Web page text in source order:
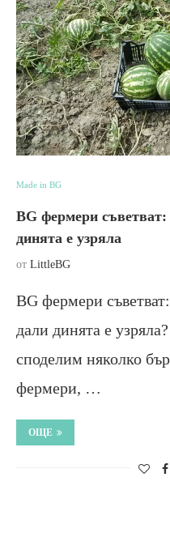
Made in BG
BG фермери съветват:
динята е узряла
от LittleBG
BG фермери
дали динята е
споделим няколко
фермери, …
ОЩЕ